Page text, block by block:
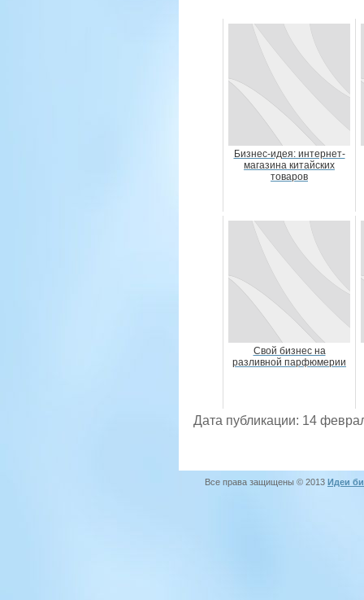
Бизнес-идея: интернет-
магазина китайских
товаров
Свой бизнес на
разливной парфюмерии
Дата публикации: 14
Все права защищены © 2013 Идеи